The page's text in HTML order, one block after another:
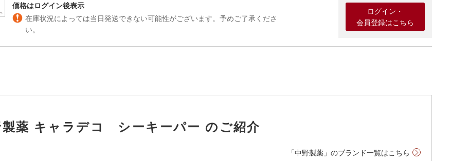
価格はログイン後表示
在庫状況によっては当日発送できない可能性がございます。予めご了承くださ
い。
ログイン・
会員登録はこちら
製薬 キャラデコ シーキーパー のご紹介
「中野製薬」のブランド一覧はこちら